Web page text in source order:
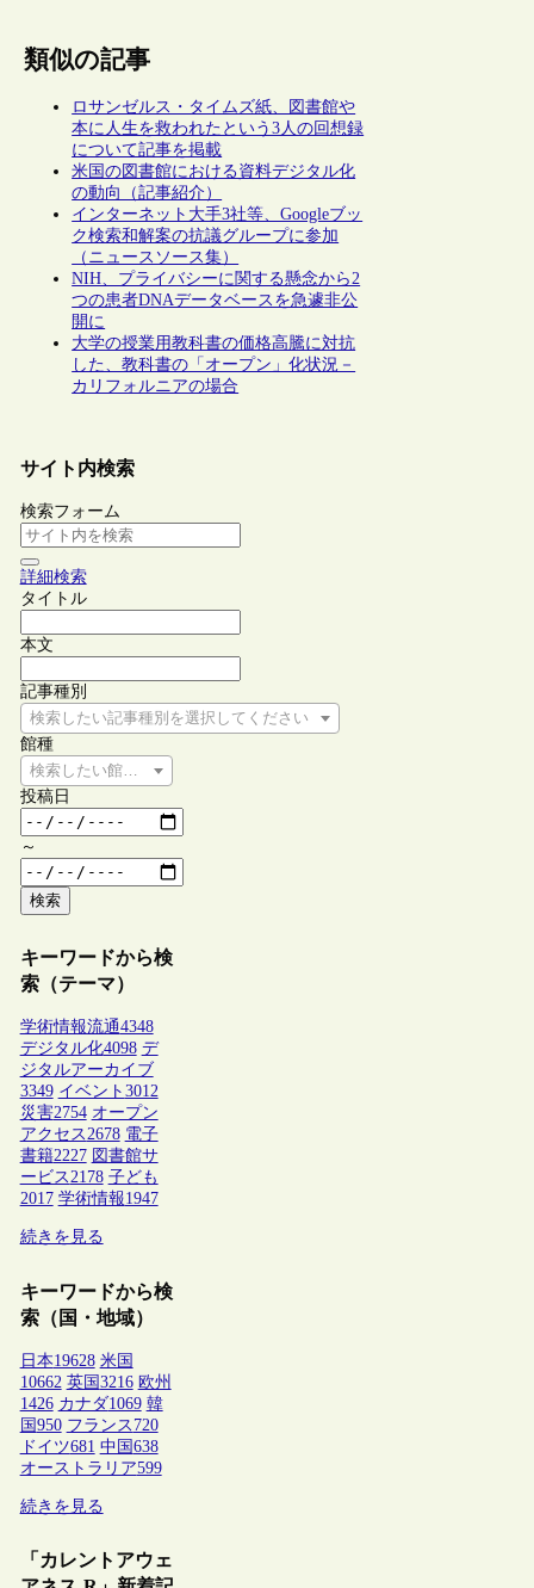
類似の記事
ロサンゼルス・タイムズ紙、図書館や
本に人生を救われたという3人の回想録
について記事を掲載
米国の図書館における資料デジタル化
の動向（記事紹介）
インターネット大手3社等、Googleブッ
ク検索和解案の抗議グループに参加
（ニュースソース集）
NIH、プライバシーに関する懸念から2
つの患者DNAデータベースを急遽非公
開に
大学の授業用教科書の価格高騰に対抗
した、教科書の「オープン」化状況－
カリフォルニアの場合
サイト内検索
検索フォーム
詳細検索
タイトル
本文
記事種別
検索したい記事種別を選択してください
館種
検索したい館種を選択してください
投稿日
～
検索
キーワードから検
索（テーマ）
学術情報流通4348
デジタル化4098 デ
ジタルアーカイブ
3349 イベント 3012
災害2754 オープン
アクセス2678 電子
書籍2227 図書館サ
ービス2178 子ども
2017 学術情報1947
続きを見る
キーワードから検
索（国・地域）
日本19628 米国
10662 英国 3216 欧州
1426 カナダ1069 韓
国 950 フランス 720
ドイツ681 中国 638
オーストラリア599
続きを見る
「カレントアウェ